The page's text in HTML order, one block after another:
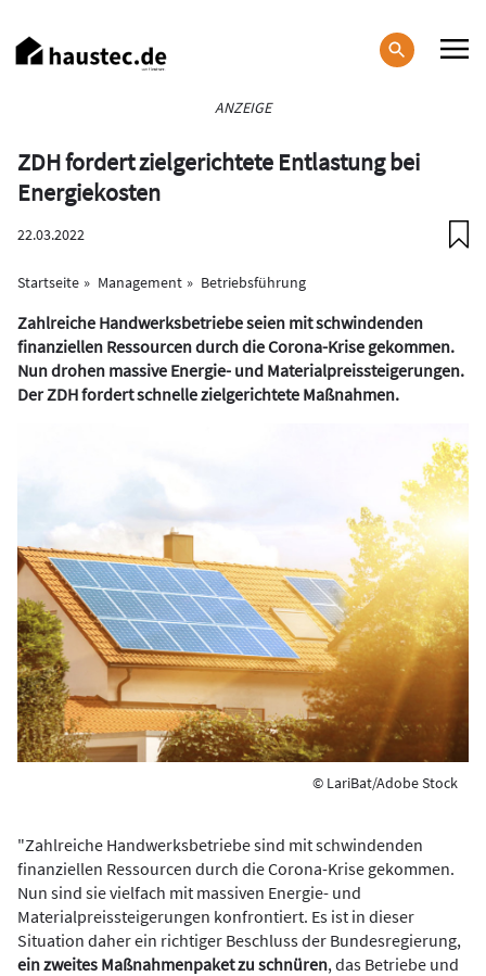
zum
Inhalt
ANZEIGE
ZDH fordert zielgerichtete Entlastung bei
Energiekosten
22.03.2022
Startseite Management Betriebsführung
Zahlreiche Handwerksbetriebe seien mit schwindenden
finanziellen Ressourcen durch die Corona-Krise gekommen.
Nun drohen massive Energie- und Materialpreissteigerungen.
Der ZDH fordert schnelle zielgerichtete Maßnahmen.
© LariBat/Adobe Stock
"Zahlreiche Handwerksbetriebe sind mit schwindenden
finanziellen Ressourcen durch die Corona-Krise gekommen.
Nun sind sie vielfach mit massiven Energie- und
Materialpreissteigerungen konfrontiert. Es ist in dieser
Situation daher ein richtiger Beschluss der Bundesregierung,
ein zweites Maßnahmenpaket zu schnüren, das Betriebe und